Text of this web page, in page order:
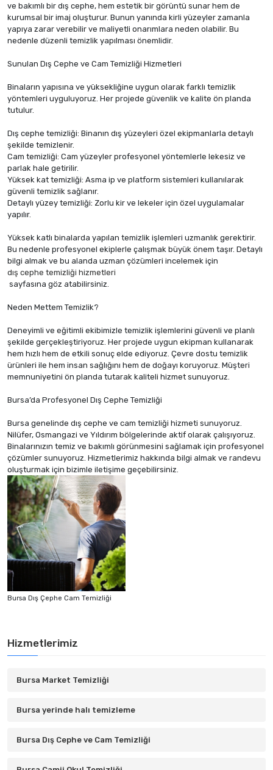
ve bakımlı bir dış cephe, hem estetik bir görüntü sunar hem de
kurumsal bir imaj oluşturur. Bunun yanında kirli yüzeyler zamanla
yapıya zarar verebilir ve maliyetli onarımlara neden olabilir. Bu
nedenle düzenli temizlik yapılması önemlidir.
Sunulan Dış Cephe ve Cam Temizliği Hizmetleri
Binaların yapısına ve yüksekliğine uygun olarak farklı temizlik
yöntemleri uyguluyoruz. Her projede güvenlik ve kalite ön planda
tutulur.
Dış cephe temizliği: Binanın dış yüzeyleri özel ekipmanlarla detaylı
şekilde temizlenir.
Cam temizliği: Cam yüzeyler profesyonel yöntemlerle lekesiz ve
parlak hale getirilir.
Yüksek kat temizliği: Asma ip ve platform sistemleri kullanılarak
güvenli temizlik sağlanır.
Detaylı yüzey temizliği: Zorlu kir ve lekeler için özel uygulamalar
yapılır.
Yüksek katlı binalarda yapılan temizlik işlemleri uzmanlık gerektirir.
Bu nedenle profesyonel ekiplerle çalışmak büyük önem taşır. Detaylı
bilgi almak ve bu alanda uzman çözümleri incelemek için
dış cephe temizliği hizmetleri
sayfasına göz atabilirsiniz.
Neden Mettem Temizlik?
Deneyimli ve eğitimli ekibimizle temizlik işlemlerini güvenli ve planlı
şekilde gerçekleştiriyoruz. Her projede uygun ekipman kullanarak
hem hızlı hem de etkili sonuç elde ediyoruz. Çevre dostu temizlik
ürünleri ile hem insan sağlığını hem de doğayı koruyoruz. Müşteri
memnuniyetini ön planda tutarak kaliteli hizmet sunuyoruz.
Bursa’da Profesyonel Dış Cephe Temizliği
Bursa genelinde dış cephe ve cam temizliği hizmeti sunuyoruz.
Nilüfer, Osmangazi ve Yıldırım bölgelerinde aktif olarak çalışıyoruz.
Binalarınızın temiz ve bakımlı görünmesini sağlamak için profesyonel
çözümler sunuyoruz. Hizmetlerimiz hakkında bilgi almak ve randevu
oluşturmak için bizimle iletişime geçebilirsiniz.
Bursa Dış Çephe Cam Temizliği
Hizmetlerimiz
Bursa Market Temizliği
Bursa yerinde halı temizleme
Bursa Dış Cephe ve Cam Temizliği